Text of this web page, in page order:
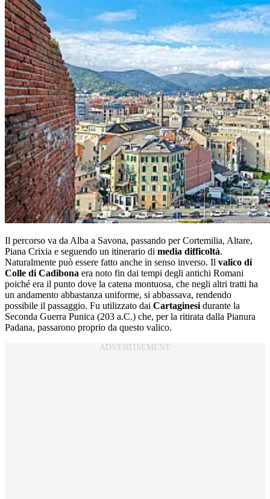
Il percorso va da Alba a Savona, passando per Cortemilia, Altare,
Piana Crixia e seguendo un itinerario di media difficoltà.
Naturalmente può essere fatto anche in senso inverso. Il valico di
Colle di Cadibona era noto fin dai tempi degli antichi Romani
poiché era il punto dove la catena montuosa, che negli altri tratti ha
un andamento abbastanza uniforme, si abbassava, rendendo
possibile il passaggio. Fu utilizzato dai Cartaginesi durante la
Seconda Guerra Punica (203 a.C.) che, per la ritirata dalla Pianura
Padana, passarono proprio da questo valico.